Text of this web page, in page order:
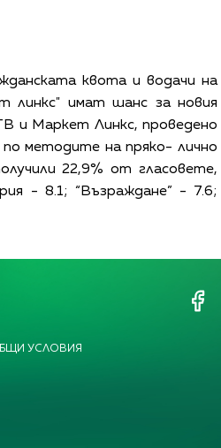
квота и водачи на
линкс" имат шанс за новия
и Маркет Линкс, проведено
методите на пряко- лично
22,9% от гласовете,
- 8.1; “Възраждане” - 7.6;
УСЛОВИЯ